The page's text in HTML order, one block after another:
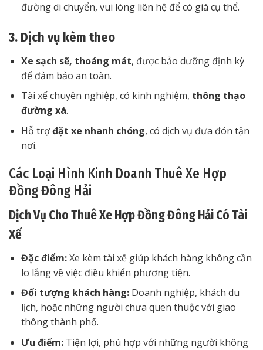
đường di chuyển, vui lòng liên hệ để có giá cụ thể.
3. Dịch vụ kèm theo
Xe sạch sẽ, thoáng mát, được bảo dưỡng định kỳ
để đảm bảo an toàn.
Tài xế chuyên nghiệp, có kinh nghiệm, thông thạo
đường xá.
Hỗ trợđặt xe nhanh chóng, có dịch vụ đưa đón tận
nơi.
Các Loại Hình Kinh Doanh Thuê Xe Hợp
Đồng Đông Hải
Dịch Vụ Cho Thuê Xe Hợp Đồng Đông Hải Có Tài
Xế
Đặc điểm:Xe kèm tài xế giúp khách hàng không cần
lo lắng về việc điều khiển phương tiện.
Đối tượng khách hàng:Doanh nghiệp, khách du
lịch, hoặc những người chưa quen thuộc với giao
thông thành phố.
Ưu điểm:Tiện lợi, phù hợp với những người không